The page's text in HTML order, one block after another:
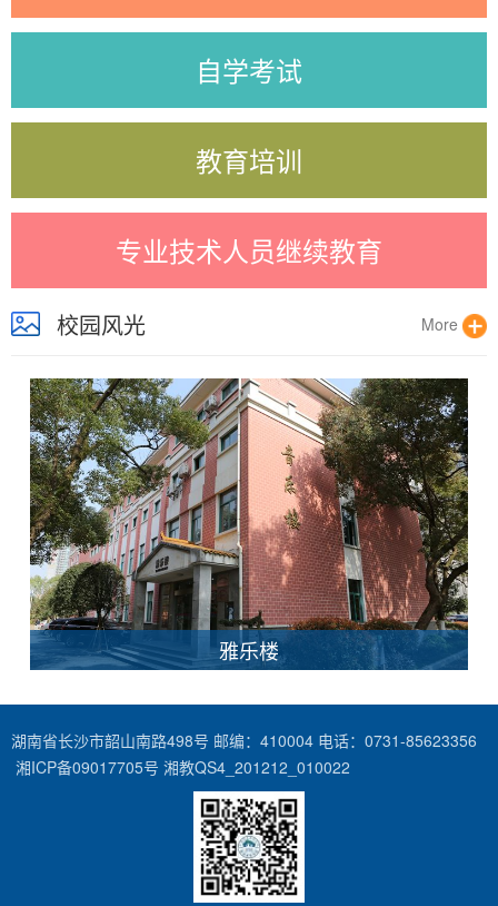
自学考试
教育培训
专业技术人员继续教育
校园风光 More
雅乐楼
湖南省长沙市韶山南路498号 邮编：410004 电话：0731-85623356
湘ICP备09017705号 湘教QS4_201212_010022